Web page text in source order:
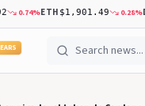
%ETH$1,901.49 0.28%DOT